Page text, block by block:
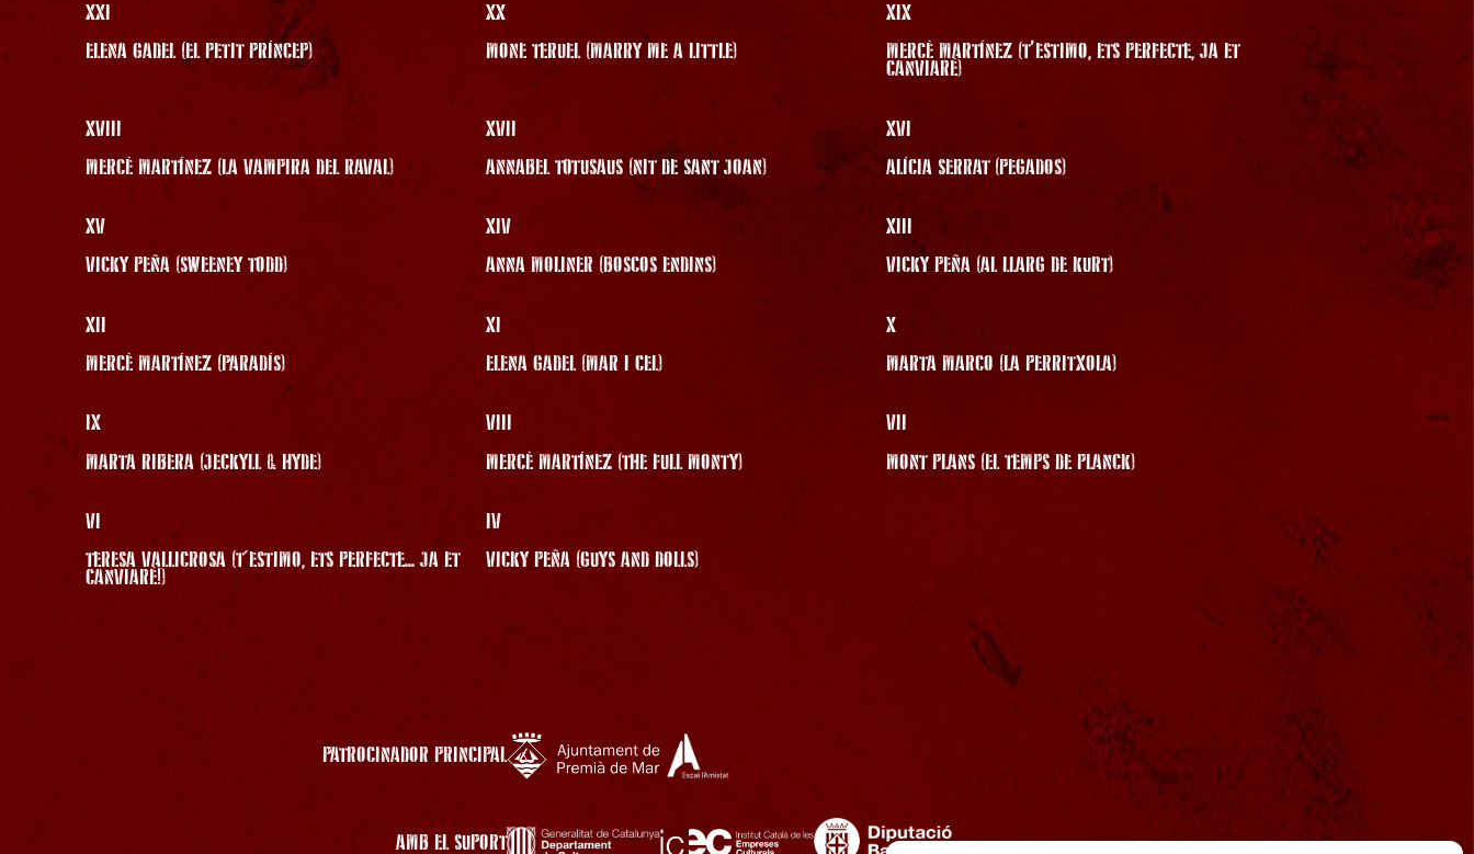
XXI
ELENA GADEL (EL PETIT PRÍNCEP)
XX
MONE TERUEL (MARRY ME A LITTLE)
XIX
MERCÈ MARTÍNEZ (T’ESTIMO, ETS PERFECTE, JA ET
CANVIARÉ)
XVIII
MERCÈ MARTÍNEZ (LA VAMPIRA DEL RAVAL)
XVII
ANNABEL TOTUSAUS (NIT DE SANT JOAN)
XVI
ALÍCIA SERRAT (PEGADOS)
XV
VICKY PEÑA (SWEENEY TODD)
XIV
ANNA MOLINER (BOSCOS ENDINS)
XIII
VICKY PEÑA (AL LLARG DE KURT)
XII
MERCÈ MARTÍNEZ (PARADÍS)
XI
ELENA GADEL (MAR I CEL)
X
MARTA MARCO (LA PERRITXOLA)
IX
MARTA RIBERA (JECKYLL & HYDE)
VIII
MERCÈ MARTÍNEZ (THE FULL MONTY)
VII
MONT PLANS (EL TEMPS DE PLANCK)
VI
TERESA VALLICROSA (T'ESTIMO, ETS PERFECTE... JA ET
CANVIARÉ!)
IV
VICKY PEÑA (GUYS AND DOLLS)
PATROCINADOR PRINCIPAL
AMB EL SUPORT